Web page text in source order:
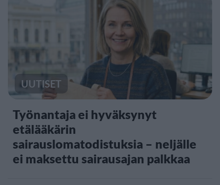
UUTISET
Työnantaja ei hyväksynyt
etälääkärin
sairauslomatodistuksia – neljälle
ei maksettu sairausajan palkkaa